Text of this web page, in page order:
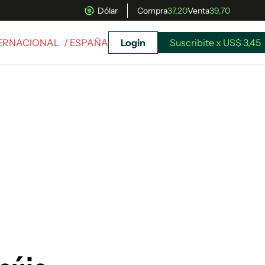
Dólar Compra37,20Venta39,70
/ ESPAÑA Login Suscribite x US$ 3,45